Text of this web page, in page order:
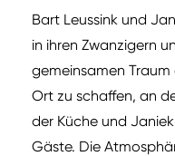
Bart Leussink und
in ihren Zwanzigern
gemeinsamen
Ort zu schaffen, an
der Küche und
Gäste. Die